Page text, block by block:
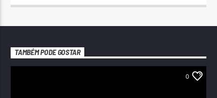
TAMBÉM PODE GOSTAR
0